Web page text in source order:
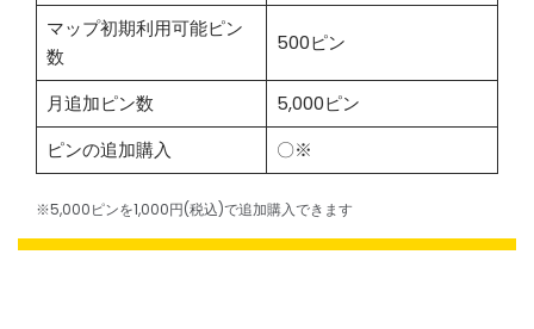
マップ初期利用可能ピン
数
500ピン
月追加ピン数
5,000ピン
ピンの追加購入
〇※
※5,000ピンを1,000円(税込)で追加購入できます